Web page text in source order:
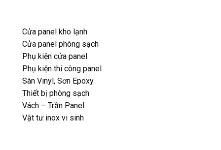
Cửa panel kho lạnh
Cửa panel phòng sạch
Phụ kiện cửa panel
Phụ kiện thi công panel
Sàn Vinyl, Sơn Epoxy
Thiết bị phòng sạch
Vách – Trần Panel
Vật tư inox vi sinh